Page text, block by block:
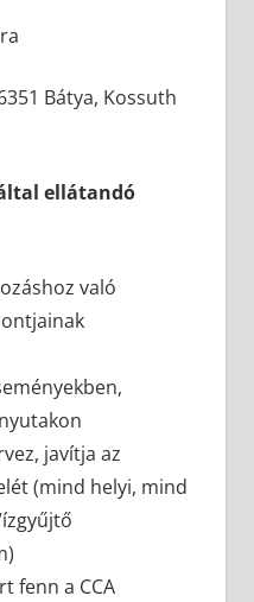
Bátya, Kossuth
ellátandó
való
javítja az
(mind helyi, mind
fenn a CCA